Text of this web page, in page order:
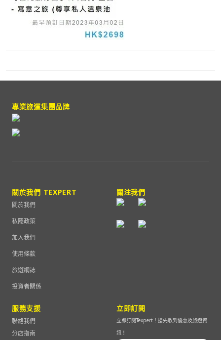
專業旅運集團品牌
關於我們 TEXPERT
關於我們
私隱政策
加入我們
使用條款
旅遊網誌
投資者關係
關注我們
服務支援
聯絡我們
分店指南
立即訂閱
立即訂閱Texpert！搶先收到優惠及旅遊資
訊！